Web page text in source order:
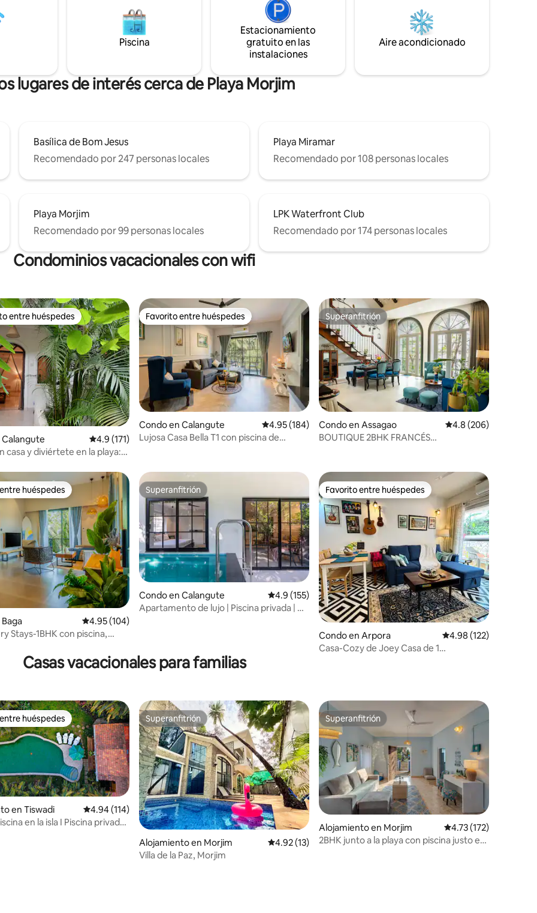
pero en un lugar privado y
diseñado para familias,
íntimas y estancias
Goa, amplias áreas abiertas y
cafés, la playa y la vida nocturna de Goa,
lo que te ofrece lo mejor de ambos
mundos. Perfecto para huéspedes que
desean una estadía tranquila sin estar
antigüedad, fue cuidadosamente
restaurada de manera sensible,
manteniendo intacto el encanto de la
Piscina
Estacionamiento
gratuito en las
instalaciones
Aire acondicionado
lugares de interés cerca de Playa Morjim
Basílica de Bom Jesus
Recomendado por 247 personas locales
Playa Miramar
Recomendado por 108 personas locales
Playa Morjim
Recomendado por 99 personas locales
LPK Waterfront Club
Recomendado por 174 personas locales
Condominios vacacionales con wifi
de 5, 179 reseñas
huéspedes preferido
entre huéspedes
Calificación promedio: 4.9 de 5, 171 reseñas
4.9 (171)
casa y diviértete en la playa:
Favorito entre huéspedes
Favorito entre huéspedes
Condo en Calangute Calificación promedio: 4.95 de 5, 184 reseñas
4.95 (184)
Lujosa Casa Bella T1 con piscina de
Superanfitrión
Superanfitrión
Condo en Assagao Calificación
4.8 (206)
BOUTIQUE 2BHK FRANCÉS
de 5, 104 reseñas
huéspedes
huéspedes
Calificación promedio: 4.95 de 5, 104 reseñas
4.95 (104)
Stays-1BHK con piscina,
Superanfitrión
Superanfitrión
Condo en Calangute Calificación promedio: 4.9 de 5, 155 reseñas
4.9 (155)
Apartamento de lujo | Piscina privada | A
Favorito entre huéspedes
Favorito entre huéspedes
Condo en Arpora Calificación promedio:
4.98 (122)
Casa-Cozy de Joey Casa de 1
Casas vacacionales para familias
huéspedes
huéspedes
en Tiswadi Calificación promedio: 4.94 de 5, 114 reseñas
4.94 (114)
en la isla I Piscina privada I
Superanfitrión
Superanfitrión
Alojamiento en Morjim Calificación promedio: 4.92 de 5, 13 reseñas
4.92 (13)
Villa de la Paz, Morjim
Superanfitrión
Superanfitrión
Alojamiento en Morjim Calificación promedio:
4.73 (172)
2BHK junto a la playa con piscina justo en